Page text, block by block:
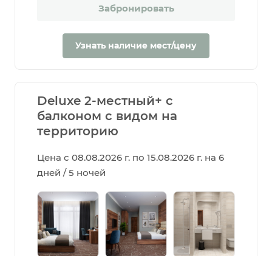
Забронировать
Узнать наличие мест/цену
Deluxe 2-местный+ с
балконом с видом на
территорию
Цена с 08.08.2026 г. по 15.08.2026 г. на 6
дней / 5 ночей